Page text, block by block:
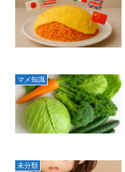
マメ知識
未分類